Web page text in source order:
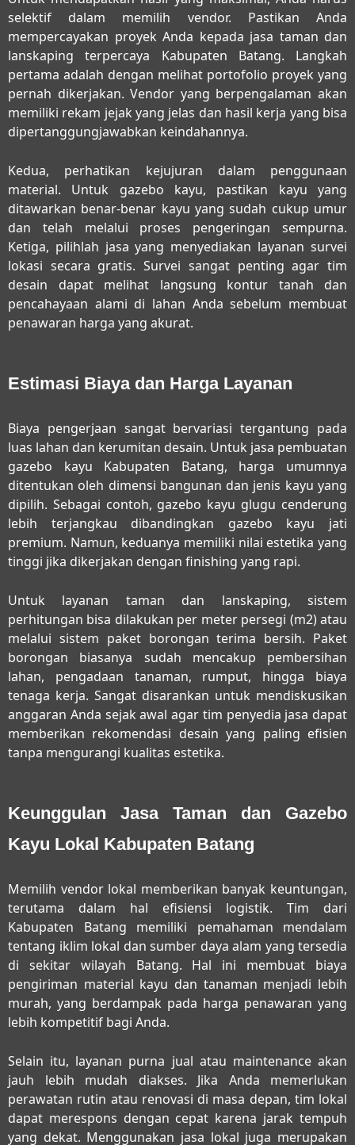
selektif dalam memilih vendor. Pastikan Anda
mempercayakan proyek Anda kepada jasa taman dan
lanskaping terpercaya Kabupaten Batang. Langkah
pertama adalah dengan melihat portofolio proyek yang
pernah dikerjakan. Vendor yang berpengalaman akan
memiliki rekam jejak yang jelas dan hasil kerja yang bisa
dipertanggungjawabkan keindahannya.
Kedua, perhatikan kejujuran dalam penggunaan
material. Untuk gazebo kayu, pastikan kayu yang
ditawarkan benar-benar kayu yang sudah cukup umur
dan telah melalui proses pengeringan sempurna.
Ketiga, pilihlah jasa yang menyediakan layanan survei
lokasi secara gratis. Survei sangat penting agar tim
desain dapat melihat langsung kontur tanah dan
pencahayaan alami di lahan Anda sebelum membuat
penawaran harga yang akurat.
Estimasi Biaya dan Harga Layanan
Biaya pengerjaan sangat bervariasi tergantung pada
luas lahan dan kerumitan desain. Untuk jasa pembuatan
gazebo kayu Kabupaten Batang, harga umumnya
ditentukan oleh dimensi bangunan dan jenis kayu yang
dipilih. Sebagai contoh, gazebo kayu glugu cenderung
lebih terjangkau dibandingkan gazebo kayu jati
premium. Namun, keduanya memiliki nilai estetika yang
tinggi jika dikerjakan dengan finishing yang rapi.
Untuk layanan taman dan lanskaping, sistem
perhitungan bisa dilakukan per meter persegi (m2) atau
melalui sistem paket borongan terima bersih. Paket
borongan biasanya sudah mencakup pembersihan
lahan, pengadaan tanaman, rumput, hingga biaya
tenaga kerja. Sangat disarankan untuk mendiskusikan
anggaran Anda sejak awal agar tim penyedia jasa dapat
memberikan rekomendasi desain yang paling efisien
tanpa mengurangi kualitas estetika.
Keunggulan Jasa Taman dan Gazebo
Kayu Lokal Kabupaten Batang
Memilih vendor lokal memberikan banyak keuntungan,
terutama dalam hal efisiensi logistik. Tim dari
Kabupaten Batang memiliki pemahaman mendalam
tentang iklim lokal dan sumber daya alam yang tersedia
di sekitar wilayah Batang. Hal ini membuat biaya
pengiriman material kayu dan tanaman menjadi lebih
murah, yang berdampak pada harga penawaran yang
lebih kompetitif bagi Anda.
Selain itu, layanan purna jual atau maintenance akan
jauh lebih mudah diakses. Jika Anda memerlukan
perawatan rutin atau renovasi di masa depan, tim lokal
dapat merespons dengan cepat karena jarak tempuh
yang dekat. Menggunakan jasa lokal juga merupakan